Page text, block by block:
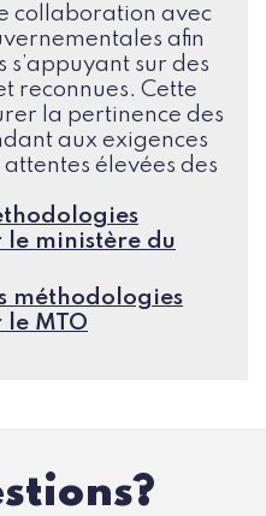
collaboration avec
afin
sur des
reconnues. Cette
la pertinence des
aux exigences
élevées des
ministère du
méthodologies
MTO